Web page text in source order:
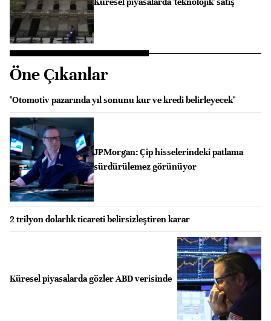
Öne Çıkanlar
"Otomotiv pazarında yıl sonunu kur ve kredi belirleyecek"
JPMorgan: Çip hisselerindeki patlama
sürdürülemez görünüyor
2 trilyon dolarlık ticareti belirsizleştiren karar
Küresel piyasalarda gözler ABD verisinde